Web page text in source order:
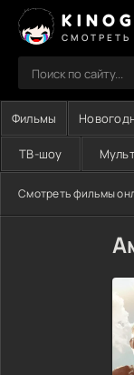
Фильмы
ТВ-шоу
Смотреть фильмы